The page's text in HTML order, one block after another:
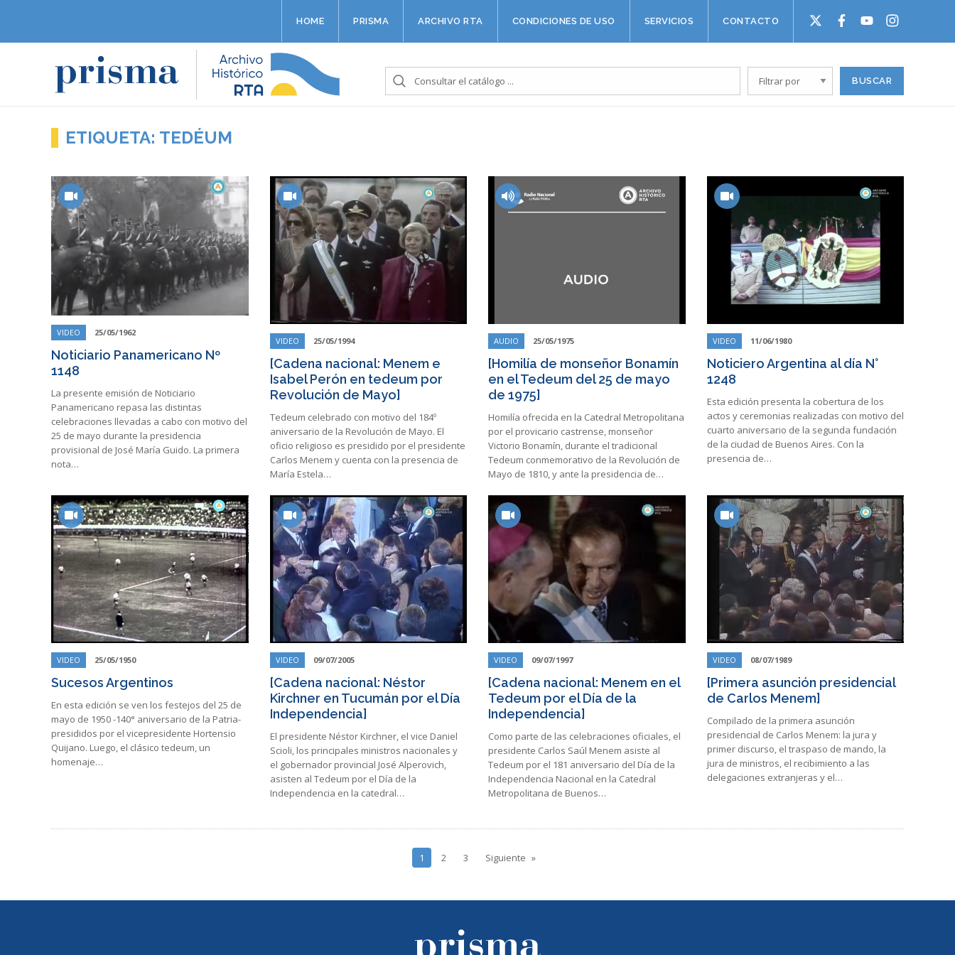
HOME PRISMA ARCHIVO RTA CONDICIONES DE USO SERVICIOS CONTACTO
ETIQUETA: TEDÉUM
VIDEO 25/05/1962
Noticiario Panamericano Nº
1148
La presente emisión de Noticiario
Panamericano repasa las distintas
celebraciones llevadas a cabo con motivo del
25 de mayo durante la presidencia
provisional de José María Guido. La primera
nota…
VIDEO 25/05/1994
[Cadena nacional: Menem e
Isabel Perón en tedeum por
Revolución de Mayo]
Tedeum celebrado con motivo del 184º
aniversario de la Revolución de Mayo. El
oficio religioso es presidido por el presidente
Carlos Menem y cuenta con la presencia de
María Estela…
AUDIO 25/05/1975
[Homilía de monseñor Bonamín
en el Tedeum del 25 de mayo
de 1975]
Homilía ofrecida en la Catedral Metropolitana
por el provicario castrense, monseñor
Victorio Bonamín, durante el tradicional
Tedeum conmemorativo de la Revolución de
Mayo de 1810, y ante la presidencia de…
VIDEO 11/06/1980
Noticiero Argentina al día N°
1248
Esta edición presenta la cobertura de los
actos y ceremonias realizadas con motivo del
cuarto aniversario de la segunda fundación
de la ciudad de Buenos Aires. Con la
presencia de…
VIDEO 25/05/1950
Sucesos Argentinos
En esta edición se ven los festejos del 25 de
mayo de 1950 -140° aniversario de la Patria-
presididos por el vicepresidente Hortensio
Quijano. Luego, el clásico tedeum, un
homenaje…
VIDEO 09/07/2005
[Cadena nacional: Néstor
Kirchner en Tucumán por el Día
Independencia]
El presidente Néstor Kirchner, el vice Daniel
Scioli, los principales ministros nacionales y
el gobernador provincial José Alperovich,
asisten al Tedeum por el Día de la
Independencia en la catedral…
VIDEO 09/07/1997
[Cadena nacional: Menem en el
Tedeum por el Día de la
Independencia]
Como parte de las celebraciones oficiales, el
presidente Carlos Saúl Menem asiste al
Tedeum por el 181 aniversario del Día de la
Independencia Nacional en la Catedral
Metropolitana de Buenos…
VIDEO 08/07/1989
[Primera asunción presidencial
de Carlos Menem]
Compilado de la primera asunción
presidencial de Carlos Menem: la jura y
primer discurso, el traspaso de mando, la
jura de ministros, el recibimiento a las
delegaciones extranjeras y el…
1 2 3 Siguiente